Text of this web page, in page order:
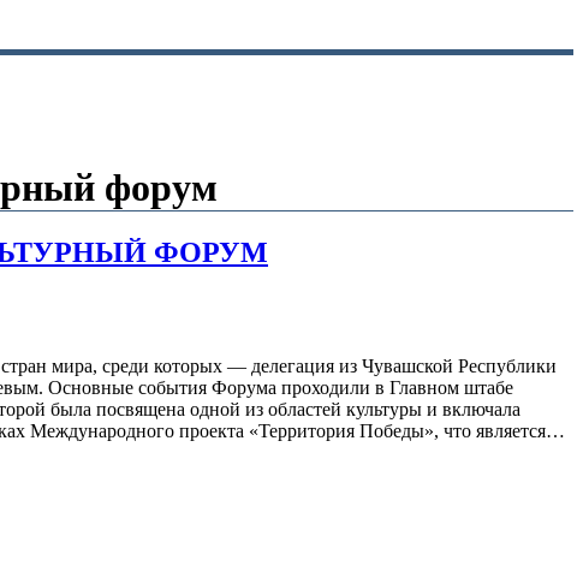
форум
ФОРУМ
мира, среди которых — делегация из Чувашской Республики
Основные события Форума проходили в Главном штабе
была посвящена одной из областей культуры и включала
Международного проекта «Территория Победы», что является…